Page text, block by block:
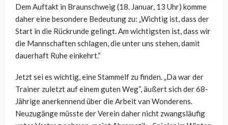
Dem Auftakt in Braunschweig (18. Januar, 13 Uhr) komme
daher eine besondere Bedeutung zu: „Wichtig ist, dass der
Start in die Rückrunde gelingt. Am wichtigsten ist, dass wir
die Mannschaften schlagen, die unter uns stehen, damit
dauerhaft Ruhe einkehrt.“
Jetzt sei es wichtig, eine Stammelf zu finden. „Da war der
Trainer zuletzt auf einem guten Weg“, äußert sich der 68-
Jährige anerkennend über die Arbeit van Wonderens.
Neuzugänge müsste der Verein daher nicht zwangsläufig